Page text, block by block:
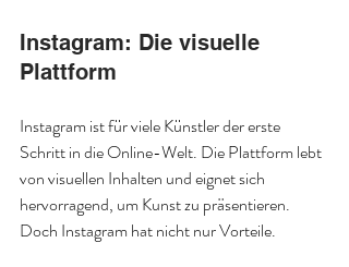
Instagram: Die visuelle
Plattform
Instagram ist für viele Künstler der erste
Schritt in die Online-Welt. Die Plattform lebt
von visuellen Inhalten und eignet sich
hervorragend, um Kunst zu präsentieren.
Doch Instagram hat nicht nur Vorteile.